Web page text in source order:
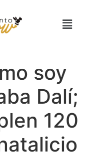
soy
Dalí;
120